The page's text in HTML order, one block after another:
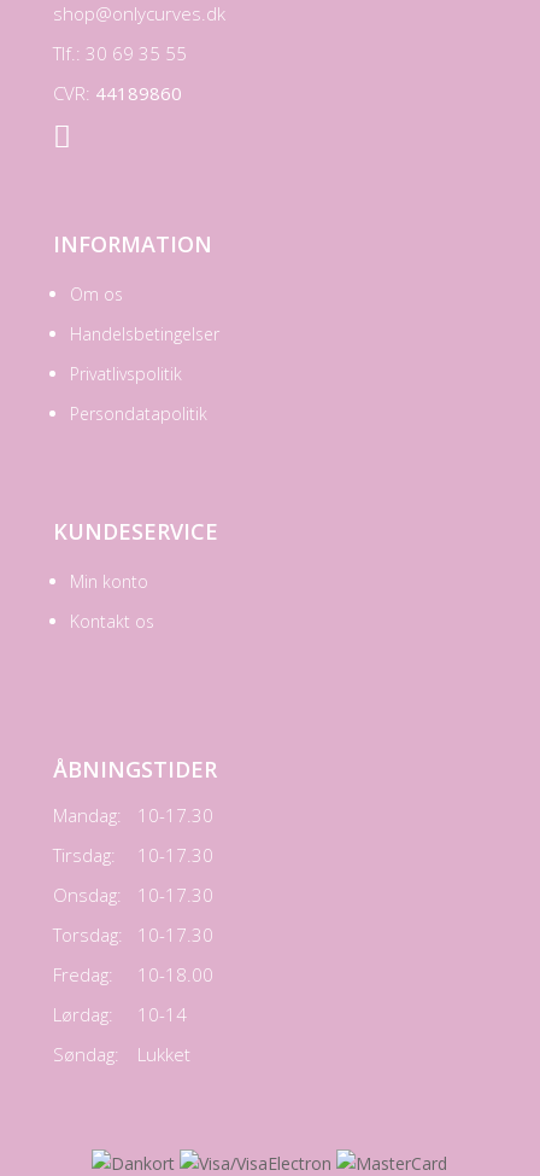
shop@onlycurves.dk
Tlf.: 30 69 35 55
CVR: 44189860

INFORMATION
Om os
Handelsbetingelser
Privatlivspolitik
Persondatapolitik
KUNDESERVICE
Min konto
Kontakt os
ÅBNINGSTIDER
Mandag:
10-17.30
Tirsdag:
10-17.30
Onsdag:
10-17.30
Torsdag:
10-17.30
Fredag:
10-18.00
Lørdag:
10-14
Søndag:
Lukket